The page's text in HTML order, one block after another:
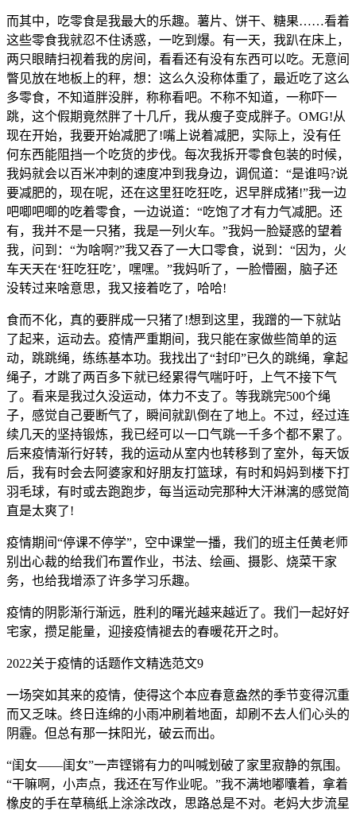
而其中，吃零食是我最大的乐趣。薯片、饼干、糖果……看着
这些零食我就忍不住诱惑，一吃到爆。有一天，我趴在床上，
两只眼睛扫视着我的房间，看看还有没有东西可以吃。无意间
瞥见放在地板上的秤，想：这么久没称体重了，最近吃了这么
多零食，不知道胖没胖，称称看吧。不称不知道，一称吓一
跳，这个假期竟然胖了十几斤，我从瘦子变成胖子。OMG!从
现在开始，我要开始减肥了!嘴上说着减肥，实际上，没有任
何东西能阻挡一个吃货的步伐。每次我拆开零食包装的时候，
我妈就会以百米冲刺的速度冲到我身边，调侃道：“是谁吗?说
要减肥的，现在呢，还在这里狂吃狂吃，迟早胖成猪!”我一边
吧唧吧唧的吃着零食，一边说道：“吃饱了才有力气减肥。还
有，我并不是一只猪，我是一列火车。”我妈一脸疑惑的望着
我，问到：“为啥啊?”我又吞了一大口零食，说到：“因为，火
车天天在‘狂吃狂吃’，嘿嘿。”我妈听了，一脸懵圈，脑子还
没转过来啥意思，我又接着吃了，哈哈!
食而不化，真的要胖成一只猪了!想到这里，我蹭的一下就站
了起来，运动去。疫情严重期间，我只能在家做些简单的运
动，跳跳绳，练练基本功。我找出了“封印”已久的跳绳，拿起
绳子，才跳了两百多下就已经累得气喘吁吁，上气不接下气
了。看来是我过久没运动，体力不支了。等我跳完500个绳
子，感觉自己要断气了，瞬间就趴倒在了地上。不过，经过连
续几天的坚持锻炼，我已经可以一口气跳一千多个都不累了。
后来疫情渐行好转，我的运动从室内也转移到了室外，每天饭
后，我有时会去阿婆家和好朋友打篮球，有时和妈妈到楼下打
羽毛球，有时或去跑跑步，每当运动完那种大汗淋漓的感觉简
直是太爽了!
疫情期间“停课不停学”，空中课堂一播，我们的班主任黄老师
别出心裁的给我们布置作业，书法、绘画、摄影、烧菜干家
务，也给我增添了许多学习乐趣。
疫情的阴影渐行渐远，胜利的曙光越来越近了。我们一起好好
宅家，攒足能量，迎接疫情褪去的春暖花开之时。
2022关于疫情的话题作文精选范文9
一场突如其来的疫情，使得这个本应春意盎然的季节变得沉重
而又乏味。终日连绵的小雨冲刷着地面，却刷不去人们心头的
阴霾。但总有那一抹阳光，破云而出。
“闺女——闺女”一声铿锵有力的叫喊划破了家里寂静的氛围。
“干嘛啊，小声点，我还在写作业呢。”我不满地嘟囔着，拿着
橡皮的手在草稿纸上涂涂改改，思路总是不对。老妈大步流星